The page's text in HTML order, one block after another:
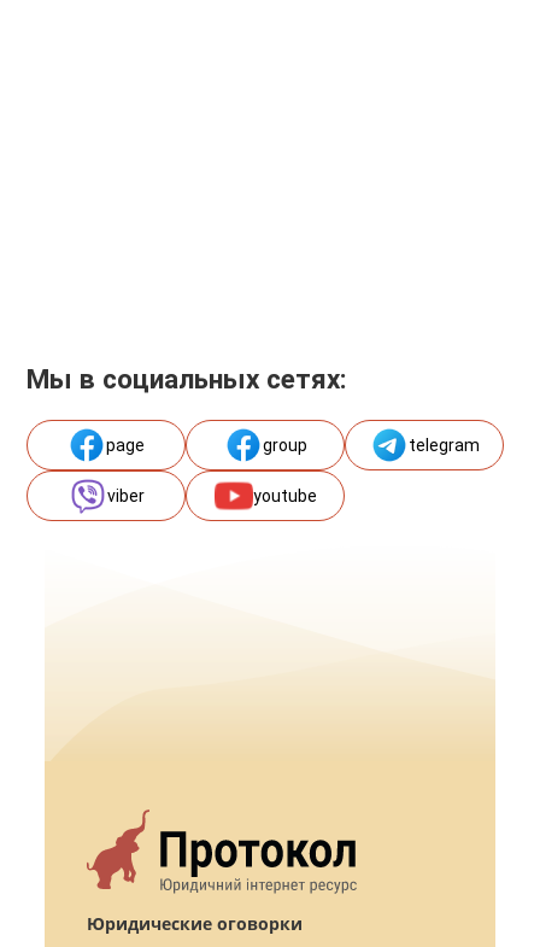
Мы в социальных сетях:
page group telegram
viber youtube
Юридические оговорки